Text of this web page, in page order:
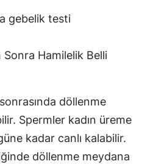
gebelik testi
Hamilelik Belli
döllenme
Spermler kadın üreme
kadar canlı kalabilir.
döllenme meydana